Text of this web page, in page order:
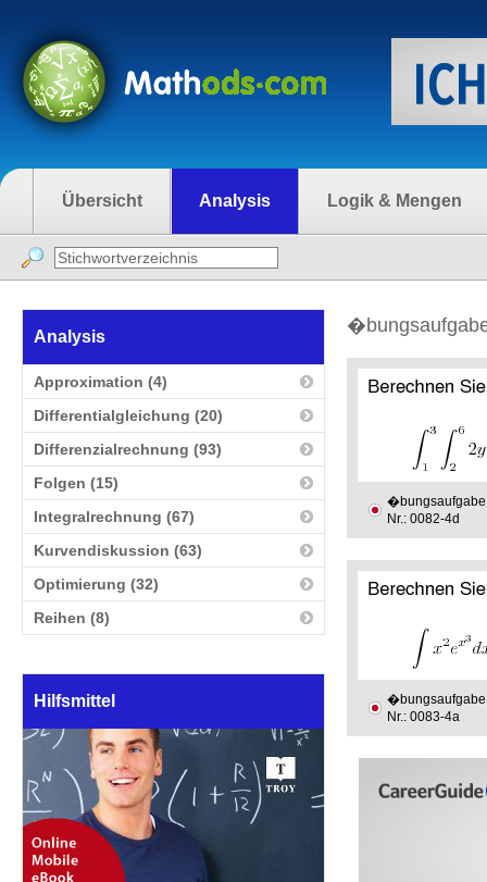
Übersicht Analysis Logik & Mengen
Analysis
Approximation (4)
Differentialgleichung (20)
Differenzialrechnung (93)
Folgen (15)
Integralrechnung (67)
Kurvendiskussion (63)
Optimierung (32)
Reihen (8)
Hilfsmittel
�bungsaufgabe
Nr.: 0082-4d
�bungsaufgabe
Nr.: 0083-4a